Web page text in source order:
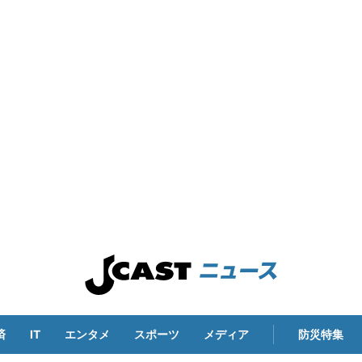
IT エンタメ スポーツ メディア 防災特集